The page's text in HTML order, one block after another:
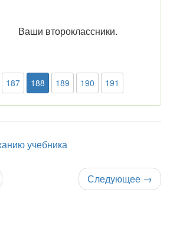
Ваши второклассники.
187 188 189 190 191
учебника
Следующее →